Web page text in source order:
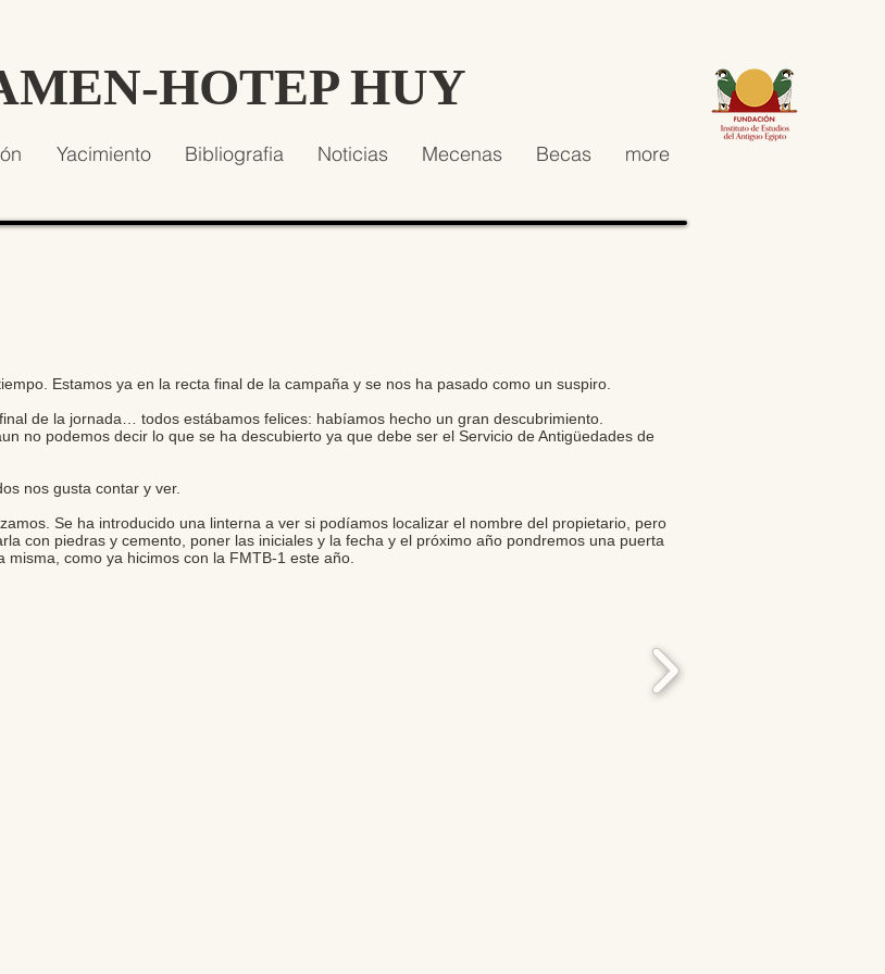
HOTEP HUY
Yacimiento Bibliografia Noticias Mecenas Becas more
Estamos ya en la recta final de la campaña y se nos ha pasado como un suspiro.
de la jornada… todos estábamos felices: habíamos hecho un gran descubrimiento.
no podemos decir lo que se ha descubierto ya que debe ser el Servicio de Antigüedades de
nos gusta contar y ver.
Se ha introducido una linterna a ver si podíamos localizar el nombre del propietario, pero
con piedras y cemento, poner las iniciales y la fecha y el próximo año pondremos una puerta
como ya hicimos con la FMTB-1 este año.